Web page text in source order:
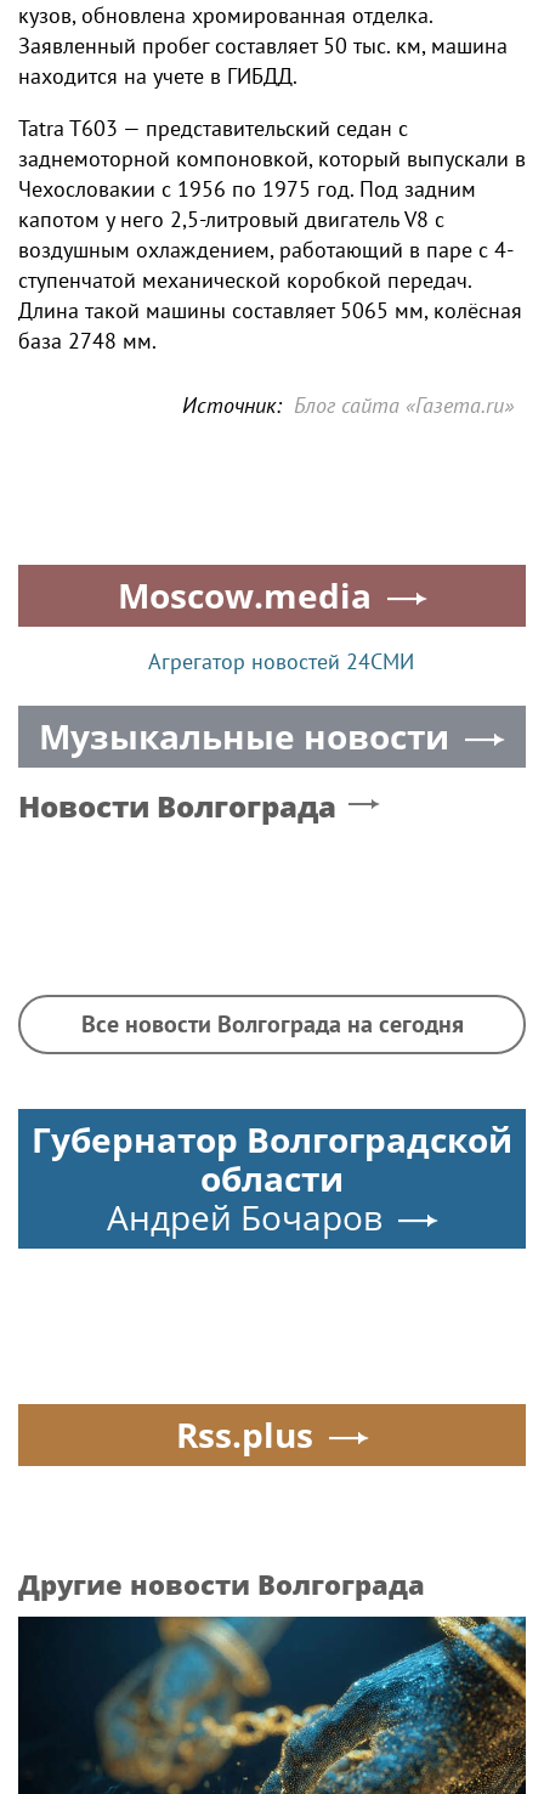
кузов, обновлена хромированная отделка.
Заявленный пробег составляет 50 тыс. км, машина
находится на учете в ГИБДД.
Tatra T603 — представительский седан с
заднемоторной компоновкой, который выпускали в
Чехословакии с 1956 по 1975 год. Под задним
капотом у него 2,5-литровый двигатель V8 с
воздушным охлаждением, работающий в паре с 4-
ступенчатой механической коробкой передач.
Длина такой машины составляет 5065 мм, колёсная
база 2748 мм.
Источник: Блог сайта «Газета.ru»
Moscow.media
Агрегатор новостей 24СМИ
Музыкальные новости
Новости Волгограда
Все новости Волгограда на сегодня
Губернатор Волгоградской
области
Андрей Бочаров
Rss.plus
Другие новости Волгограда